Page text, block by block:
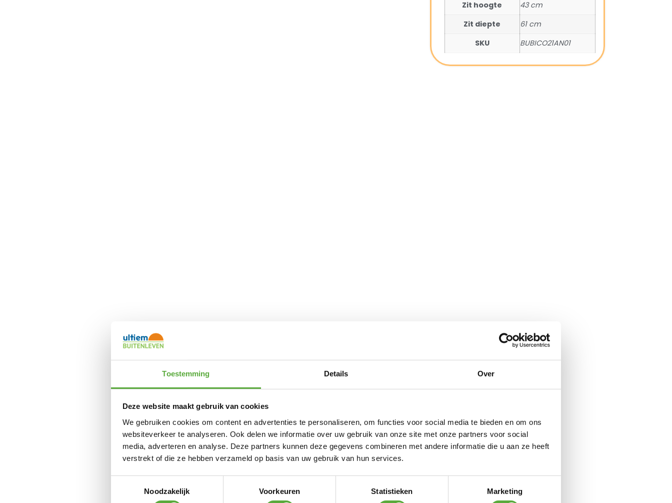
Toestemming Details Over
Deze website maakt gebruik van cookies
We gebruiken cookies om content en advertenties te personaliseren, om functies voor social media te bieden en om ons
websiteverkeer te analyseren. Ook delen we informatie over uw gebruik van onze site met onze partners voor social
media, adverteren en analyse. Deze partners kunnen deze gegevens combineren met andere informatie die u aan ze heeft
verstrekt of die ze hebben verzameld op basis van uw gebruik van hun services.
Noodzakelijk
Voorkeuren Statistieken Marketing
Zit hoogte
43 cm
Zit diepte
61 cm
SKU
BUBICO21AN01